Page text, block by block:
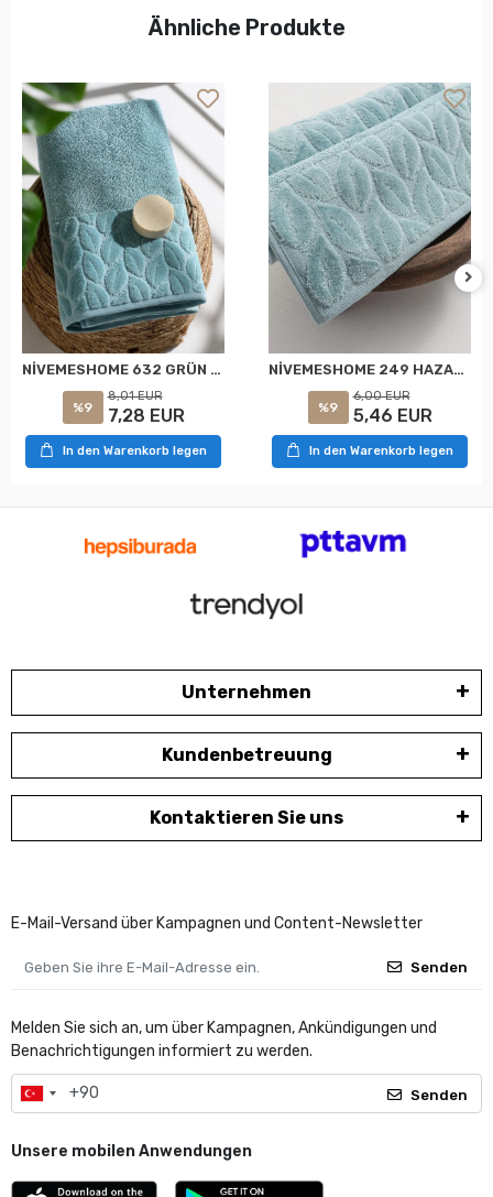
Ähnliche Produkte
NİVEMESHOME 632 GRÜN 90X150 HAZAL BADETUCH NURPAK
%9
8,01 EUR
7,28 EUR
In den Warenkorb legen
NİVEMESHOME 249 HAZAL YEŞİL JAKARLI HAVLU NURPAK
%9
6,00 EUR
5,46 EUR
In den Warenkorb legen
Unternehmen
Kundenbetreuung
Kontaktieren Sie uns
E-Mail-Versand über Kampagnen und Content-Newsletter
Senden
Melden Sie sich an, um über Kampagnen, Ankündigungen und
Benachrichtigungen informiert zu werden.
Senden
Unsere mobilen Anwendungen